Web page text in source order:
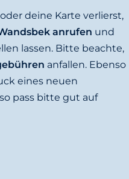
oder deine Karte verlierst,
anrufen und
lassen. Bitte beachte,
anfallen. Ebenso
eines neuen
pass bitte gut auf